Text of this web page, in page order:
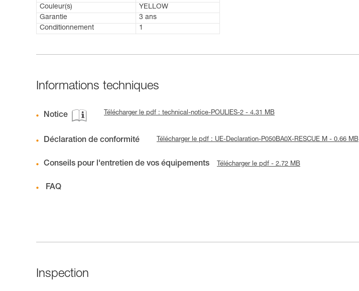
Couleur(s)
YELLOW
Garantie
3 ans
Conditionnement
1
Informations techniques
Notice Télécharger le pdf : technical-notice-POULIES-2 - 4.31 MB
Déclaration de conformité Télécharger le pdf : UE-Declaration-P050BA0X-RESCUE M - 0.66 MB
Conseils pour l'entretien de vos équipements Télécharger le pdf - 2.72 MB
FAQ
Inspection